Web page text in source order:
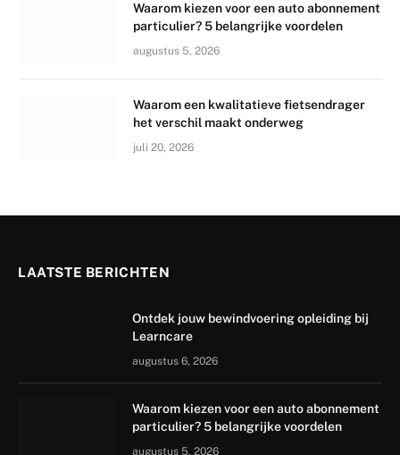
Waarom kiezen voor een auto abonnement
particulier? 5 belangrijke voordelen
augustus 5, 2026
Waarom een kwalitatieve fietsendrager
het verschil maakt onderweg
juli 20, 2026
LAATSTE BERICHTEN
Ontdek jouw bewindvoering opleiding bij
Learncare
augustus 6, 2026
Waarom kiezen voor een auto abonnement
particulier? 5 belangrijke voordelen
augustus 5, 2026